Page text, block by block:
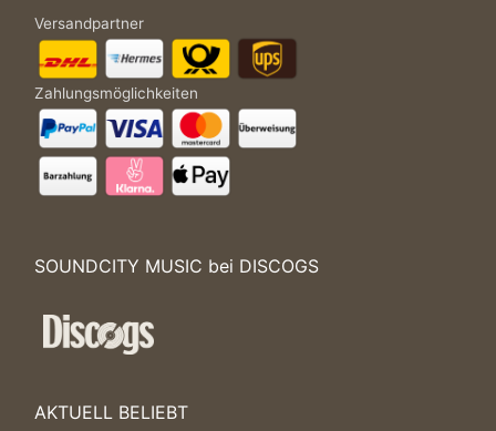
Versandpartner
Zahlungsmöglichkeiten
SOUNDCITY MUSIC bei DISCOGS
AKTUELL BELIEBT